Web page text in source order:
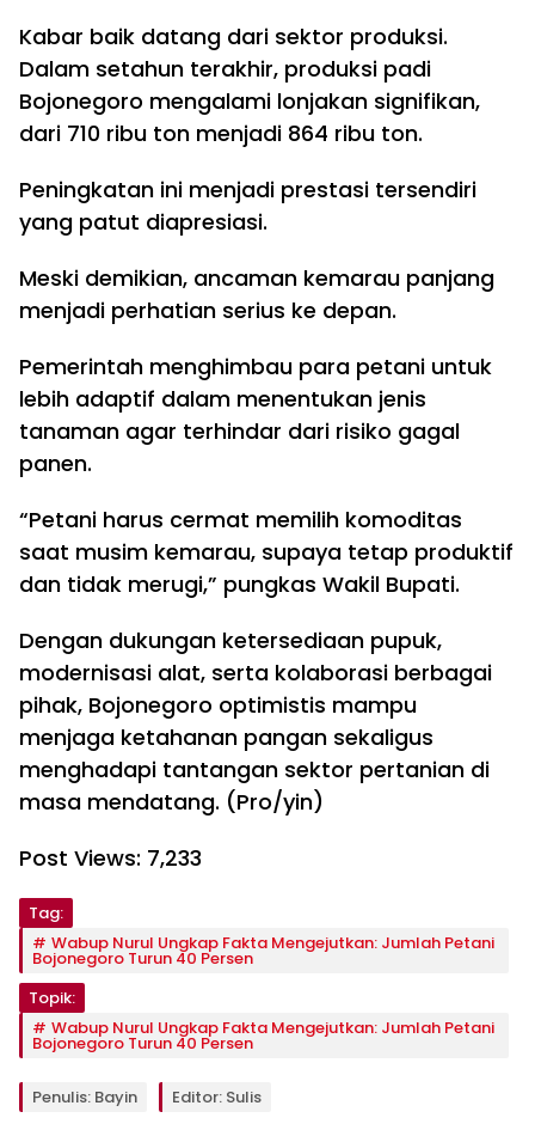
Kabar baik datang dari sektor produksi.
Dalam setahun terakhir, produksi padi
Bojonegoro mengalami lonjakan signifikan,
dari 710 ribu ton menjadi 864 ribu ton.
Peningkatan ini menjadi prestasi tersendiri
yang patut diapresiasi.
Meski demikian, ancaman kemarau panjang
menjadi perhatian serius ke depan.
Pemerintah menghimbau para petani untuk
lebih adaptif dalam menentukan jenis
tanaman agar terhindar dari risiko gagal
panen.
“Petani harus cermat memilih komoditas
saat musim kemarau, supaya tetap produktif
dan tidak merugi,” pungkas Wakil Bupati.
Dengan dukungan ketersediaan pupuk,
modernisasi alat, serta kolaborasi berbagai
pihak, Bojonegoro optimistis mampu
menjaga ketahanan pangan sekaligus
menghadapi tantangan sektor pertanian di
masa mendatang. (Pro/yin)
Post Views: 7,233
Tag:
Wabup Nurul Ungkap Fakta Mengejutkan: Jumlah Petani
Bojonegoro Turun 40 Persen
Topik:
Wabup Nurul Ungkap Fakta Mengejutkan: Jumlah Petani
Bojonegoro Turun 40 Persen
Penulis: Bayin Editor: Sulis